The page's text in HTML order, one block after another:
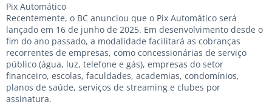
Pix Automático
Recentemente, o BC anunciou que o Pix Automático será
lançado em 16 de junho de 2025. Em desenvolvimento desde o
fim do ano passado, a modalidade facilitará as cobranças
recorrentes de empresas, como concessionárias de serviço
público (água, luz, telefone e gás), empresas do setor
financeiro, escolas, faculdades, academias, condomínios,
planos de saúde, serviços de streaming e clubes por
assinatura.